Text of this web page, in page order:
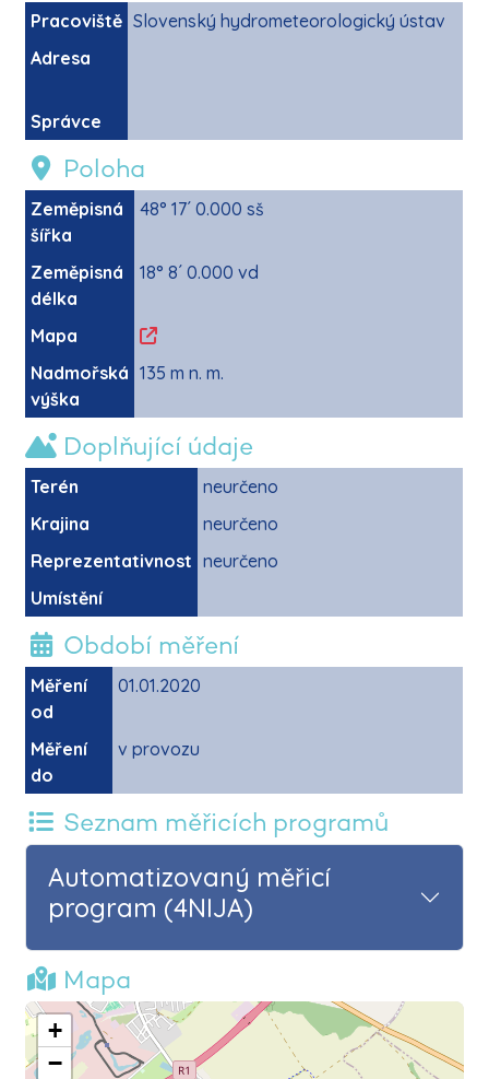
Pracoviště Slovenský hydrometeorologický ústav
Adresa
Správce
Poloha
Zeměpisná
šířka
48° 17´ 0.000 sš
Zeměpisná
délka
18° 8´ 0.000 vd
Mapa
Nadmořská
výška
135 m n. m.
Doplňující údaje
Terén
neurčeno
Krajina
neurčeno
Reprezentativnost neurčeno
Umístění
Období měření
Měření
od
01.01.2020
Měření
do
v provozu
Seznam měřicích programů
Automatizovaný měřicí
program (4NIJA)
Mapa
+
−